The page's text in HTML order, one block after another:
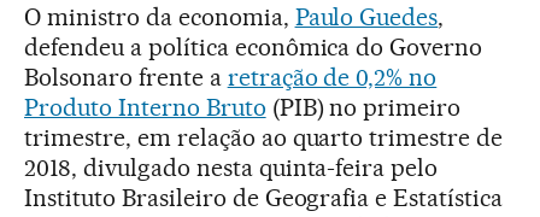
O ministro da economia, Paulo Guedes,
defendeu a política econômica do Governo
Bolsonaro frente a retração de 0,2% no
Produto Interno Bruto (PIB) no primeiro
trimestre, em relação ao quarto trimestre de
2018, divulgado nesta quinta-feira pelo
Instituto Brasileiro de Geografia e Estatística